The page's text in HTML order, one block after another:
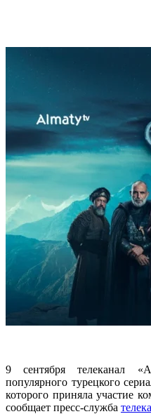
9 сентября телеканал
популярного турецкого
которого приняла участие
сообщает пресс-служба